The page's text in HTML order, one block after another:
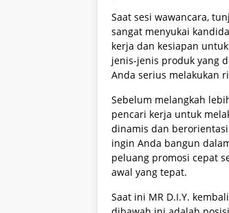
Saat sesi wawancara,
sangat menyukai
kerja dan kesiapan
jenis-jenis produk yang
Anda serius melakukan
Sebelum melangkah
pencari kerja untuk
dinamis dan
ingin Anda bangun
peluang promosi cepat
awal yang tepat.
Saat ini MR D.I.Y.